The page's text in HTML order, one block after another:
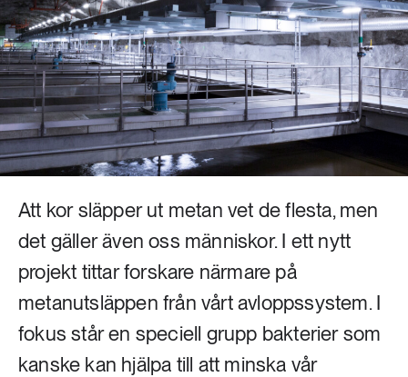
Mat & jordbruk
Skog
Social hållbarhet
Transport
Vatten
252 ARTIKLAR
Landsbygd
939 ARTIKLAR
Livsstil & konsumtion
612 ARTIKLAR
Mat & jordbruk
262 ARTIKLAR
Skog
360 ARTIKLAR
Social hållbarhet
Att kor släpper ut metan vet de flesta, men
det gäller även oss människor. I ett nytt
projekt tittar forskare närmare på
metanutsläppen från vårt avloppssystem. I
fokus står en speciell grupp bakterier som
kanske kan hjälpa till att minska vår